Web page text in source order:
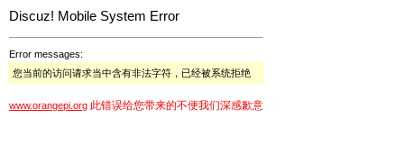
Discuz! Mobile System Error
Error messages:
您当前的访问请求当中含有非法字符，已经被系统拒绝
www.orangepi.org 此错误给您带来的不便我们深感歉意